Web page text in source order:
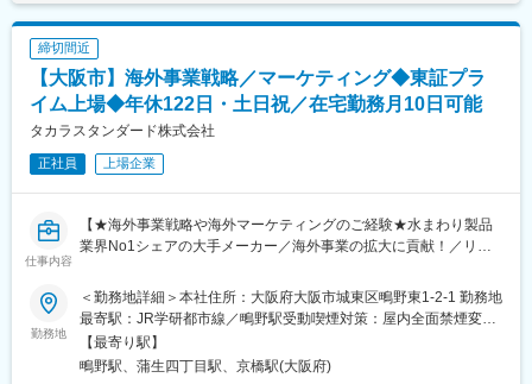
ジニア認定など）、情報処理技術者試験（基本情報／応用情報／
データベースなど）※点群処理の自動化やAI分析の高度化に有利
◇英語資格（目安レベル）：TOEIC、英検、IELTSなど※海外製機
材のマニュアル理解やサポート窓口とのやり取りに活かせます。
変更の範囲：会社の定める業務
る法務業務全般を担当します。
【具体的には】 ・契約書の作成、審査（国内契約／国際契約）
・各部門からの法律相談対応
・コンプライアンス関連業務の企画・運用
・訴訟、クレーム案件への対応
・株主総会の運営および関連実務
担当。
業務に慣れ次第、国際契約やグローバル案件への関与を広げてい
＜キャリア＞
経験次第では、法務部門のマネジメントや全社コンプライアンス
統括など、より上流の役割を担うことが可能です。
締切間近
【大阪市】海外事業戦略／マーケティング◆東証プラ
イム上場◆年休122日・土日祝／在宅勤務月10日可能
タカラスタンダード株式会社
正社員 上場企業
仕事内容
【★海外事業戦略や海外マーケティングのご経験★水まわり製品
業界No1シェアの大手メーカー／海外事業の拡大に貢献！／リモ
＼100年以上の歴史を誇る東証プライム上場企業／
2030年海外事業の売上高を現状の約10億円から100億規模へ伸ば
すべく、海外事業を強化していきます！今後の海外戦略を担って
頂ける戦略チームのメンバーとして海外マーケティング職を募集
勤務地
＜勤務地詳細＞本社住所：大阪府大阪市城東区鴫野東1-2-1 勤務地
最寄駅：JR学研都市線／鴫野駅受動喫煙対策：屋内全面禁煙変更
の範囲：会社の定める事業所
【最寄り駅】
鴫野駅、蒲生四丁目駅、京橋駅(大阪府)